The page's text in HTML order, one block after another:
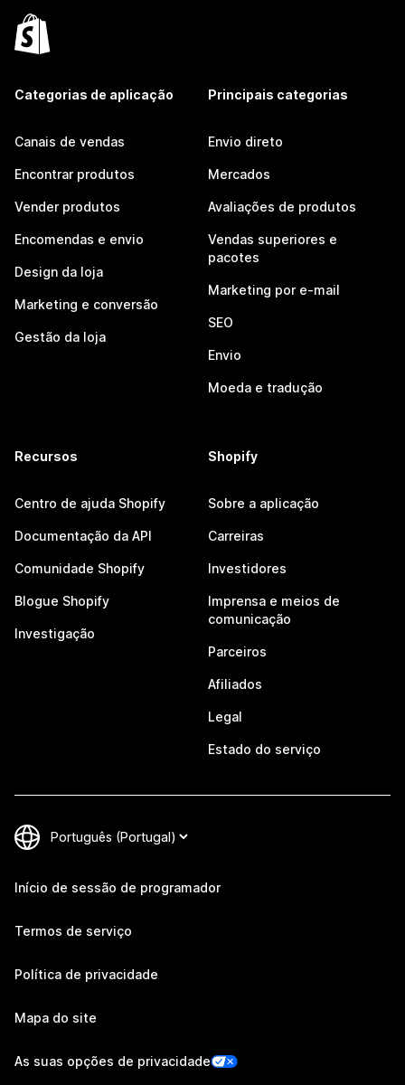
Categorias de aplicação
Canais de vendas
Encontrar produtos
Vender produtos
Encomendas e envio
Design da loja
Marketing e conversão
Gestão da loja
Principais categorias
Envio direto
Mercados
Avaliações de produtos
Vendas superiores e
pacotes
Marketing por e-mail
SEO
Envio
Moeda e tradução
Recursos
Centro de ajuda Shopify
Documentação da API
Comunidade Shopify
Blogue Shopify
Investigação
Shopify
Sobre a aplicação
Carreiras
Investidores
Imprensa e meios de
comunicação
Parceiros
Afiliados
Legal
Estado do serviço
Início de sessão de programador
Termos de serviço
Política de privacidade
Mapa do site
As suas opções de privacidade